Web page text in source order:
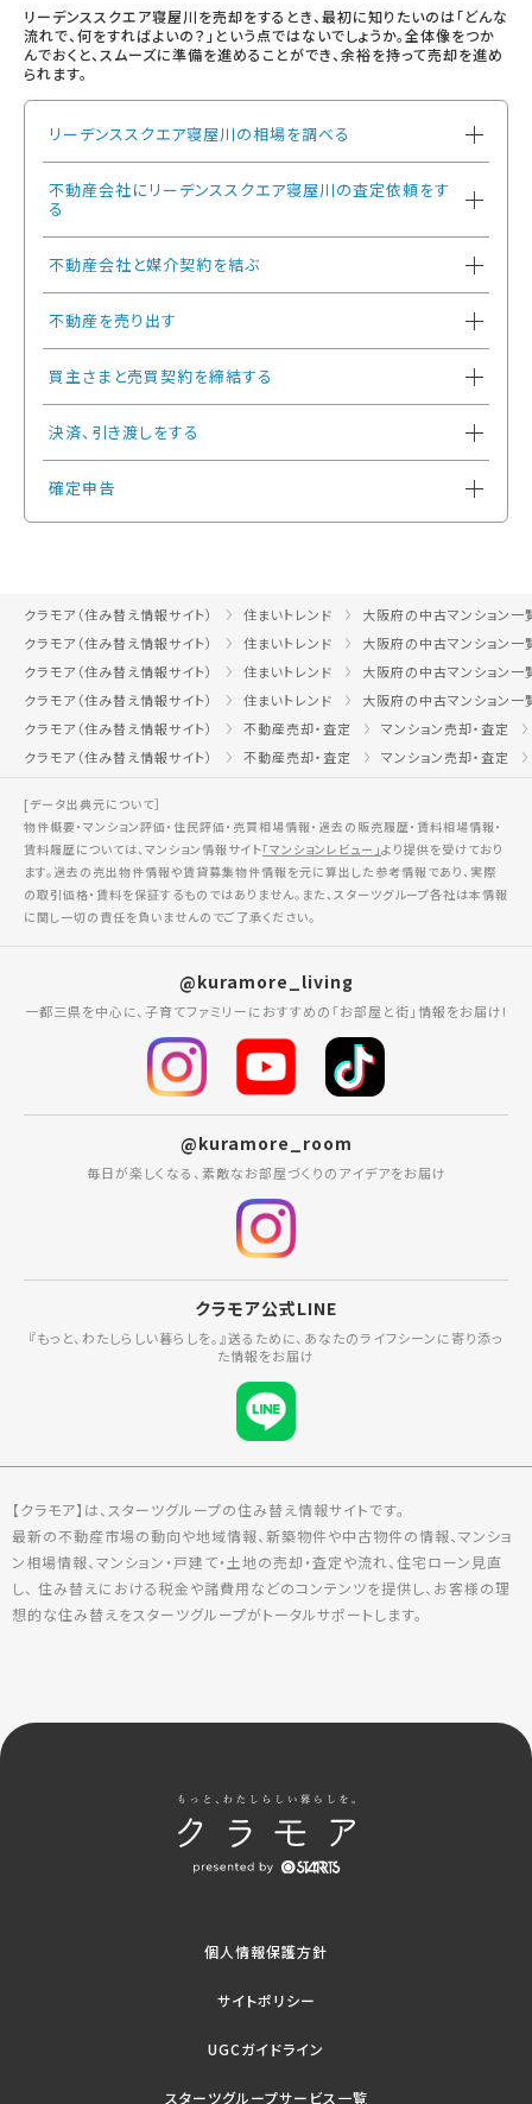
リーデンススクエア寝屋川を売却をするとき、最初に知りたいのは「どんな
流れで、何をすればよいの？」という点ではないでしょうか。全体像をつか
んでおくと、スムーズに準備を進めることができ、余裕を持って売却を進め
られます。
リーデンススクエア寝屋川の相場を調べる
不動産会社にリーデンススクエア寝屋川の査定依頼をす
る
不動産会社と媒介契約を結ぶ
不動産を売り出す
買主さまと売買契約を締結する
決済、引き渡しをする
確定申告
クラモア（住み替え情報サイト） 住まいトレンド
大阪府の中古マンション一
クラモア（住み替え情報サイト）
住まいトレンド
大阪府の中古マンション一
クラモア（住み替え情報サイト）
住まいトレンド
大阪府の中古マンション一
クラモア（住み替え情報サイト）
住まいトレンド
大阪府の中古マンション一
クラモア（住み替え情報サイト）
不動産売却・査定
マンション売却・査定
クラモア（住み替え情報サイト）
不動産売却・査定 マンション売却・査定
[データ出典元について］
物件概要・マンション評価・住民評価・売買相場情報・過去の販売履歴・賃料相場情報・
賃料履歴については、マンション情報サイト「マンションレビュー」より提供を受けており
ます。過去の売出物件情報や賃貸募集物件情報を元に算出した参考情報であり、実際
の取引価格・賃料を保証するものではありません。また、スターツグループ各社は本情報
に関し一切の責任を負いませんのでご了承ください。
@kuramore_living
一都三県を中心に、子育てファミリーにおすすめの「お部屋と街」情報をお届け!
@kuramore_room
毎日が楽しくなる、素敵なお部屋づくりのアイデアをお届け
クラモア公式LINE
『もっと、わたしらしい暮らしを。』送るために、あなたのライフシーンに寄り添っ
た情報をお届け
【クラモア】は、スターツグループの住み替え情報サイトです。
最新の不動産市場の動向や地域情報、新築物件や中古物件の情報、マンショ
ン相場情報、マンション・戸建て・土地の売却・査定や流れ、住宅ローン見直
し、 住み替えにおける税金や諸費用などのコンテンツを提供し、お客様の理
想的な住み替えをスターツグループがトータルサポートします。
個人情報保護方針
サイトポリシー
UGCガイドライン
スターツグループサービス一覧